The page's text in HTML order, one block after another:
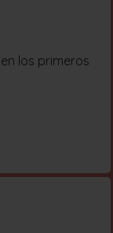
los primeros